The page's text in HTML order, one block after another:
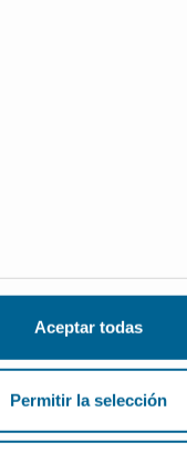
Aceptar todas
Permitir la selección
ensayos clínicos:
p144, un péptido
ensayo clínico para
y seguridad